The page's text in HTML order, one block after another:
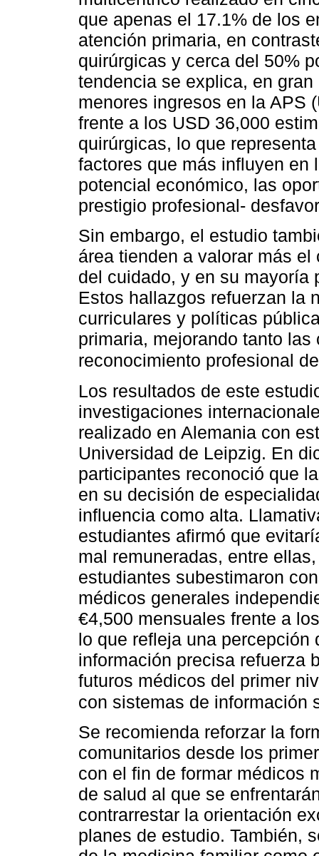
que apenas el 17.1% de los
atención primaria, en
quirúrgicas y cerca del 50%
tendencia se explica, en
menores ingresos en la APS
frente a los USD 36,000
quirúrgicas, lo que
factores que más influyen en
potencial económico, las
prestigio profesional-
Sin embargo, el estudio
área tienden a valorar más
del cuidado, y en su mayoría
Estos hallazgos refuerzan la
curriculares y políticas
primaria, mejorando tanto
reconocimiento profesional
Los resultados de este
investigaciones
realizado en Alemania con
Universidad de Leipzig. En
participantes reconoció que
en su decisión de
influencia como alta.
estudiantes afirmó que
mal remuneradas, entre
estudiantes subestimaron
médicos generales
€4,500 mensuales frente a
lo que refleja una
información precisa refuerza
futuros médicos del primer
con sistemas de información
Se recomienda reforzar la
comunitarios desde los
con el fin de formar médicos
de salud al que se
contrarrestar la orientación
planes de estudio. También,